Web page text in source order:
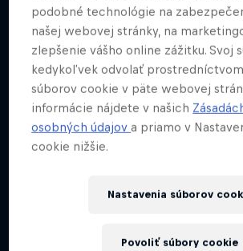
podobné technológie na
našej webovej stránky, na
zlepšenie vášho online zážitku. Svoj
kedykoľvek odvolať
súborov cookie v päte webovej
informácie nájdete v našich
osobných údajova priamo v
cookie nižšie.
Nastavenia súborov
Povoliť súbory cookie